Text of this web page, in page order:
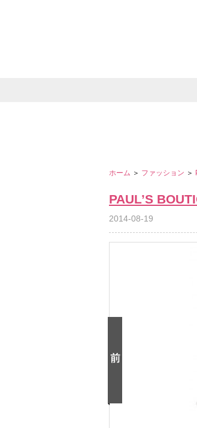
ホーム ＞ ファッション ＞
PAUL’S
2014-08-19